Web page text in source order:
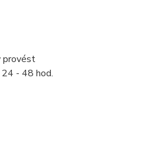
provést
- 48 hod.